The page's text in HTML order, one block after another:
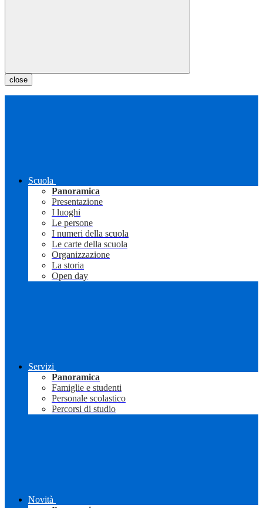
close
Scuola
Panoramica
Presentazione
I luoghi
Le persone
I numeri della scuola
Le carte della scuola
Organizzazione
La storia
Open day
Servizi
Panoramica
Famiglie e studenti
Personale scolastico
Percorsi di studio
Novità